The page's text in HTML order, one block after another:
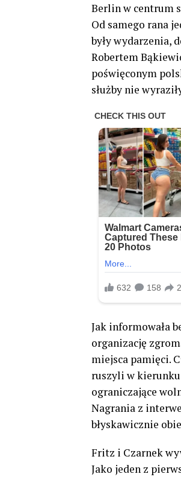
Berlin w centrum
Od samego rana
były wydarzenia,
Robertem
poświęconym
służby nie
Jak informowała
organizację
miejsca pamięci.
ruszyli w kierunku
ograniczające
Nagrania z
błyskawicznie
Fritz i Czarnek
Jako jeden z